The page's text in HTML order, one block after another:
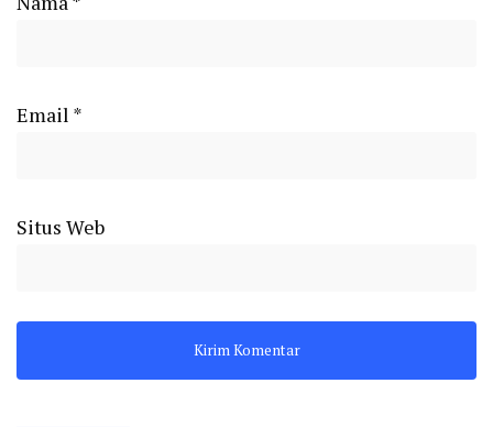
Email *
Situs Web